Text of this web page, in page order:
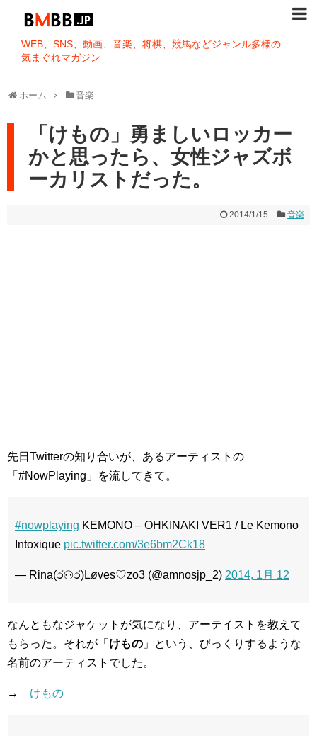
WEB、SNS、動画、音楽、将棋、競馬などジャンル多様の
気まぐれマガジン
ホーム 音楽
「けもの」勇ましいロッカー
かと思ったら、女性ジャズボ
ーカリストだった。
2014/1/15 音楽
先日Twitterの知り合いが、あるアーティストの
「#NowPlaying」を流してきて。
#nowplaying KEMONO – OHKINAKI VER1 / Le Kemono
Intoxique pic.twitter.com/3e6bm2Ck18
— Rina(ර⚇ර)Løves♡zo3 (@amnosjp_2) 2014, 1月 12
なんともなジャケットが気になり、アーテイストを教えて
もらった。それが「 けもの 」という、びっくりするような
名前のアーティストでした。
→ けもの